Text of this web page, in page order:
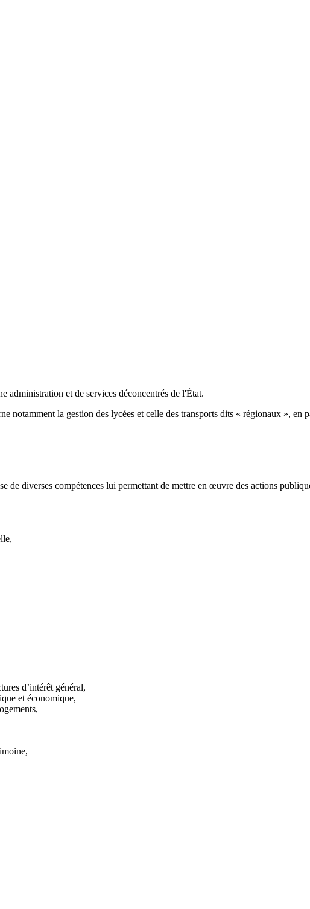
administration et de services déconcentrés de l'État.
notamment la gestion des lycées et celle des transports dits « régionaux »,
de diverses compétences lui permettant de mettre en œuvre des actions
d’intérêt général,
et économique,